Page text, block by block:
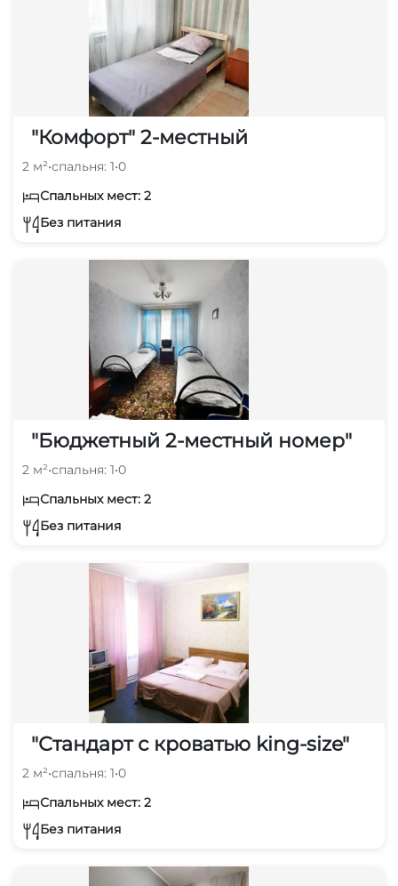
"Комфорт" 2-местный
2 м²•спальня: 1•0
Спальных мест: 2
Без питания
"Бюджетный 2-местный номер"
2 м²•спальня: 1•0
Спальных мест: 2
Без питания
"Стандарт с кроватью king-size"
2 м²•спальня: 1•0
Спальных мест: 2
Без питания